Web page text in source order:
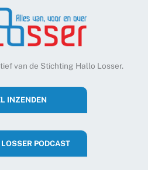
van de Stichting Hallo Losser.
INZENDEN
PODCAST